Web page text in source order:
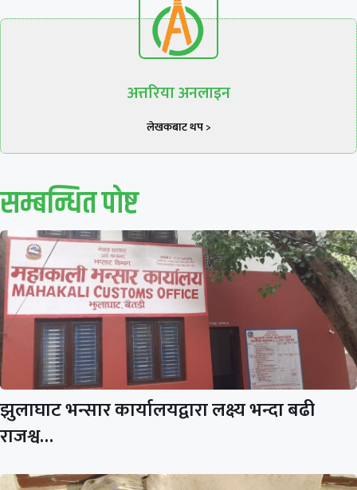
अत्तरिया अनलाइन
लेखकबाट थप >
सम्बन्धित पाेष्ट
झुलाघाट भन्सार कार्यालयद्वारा लक्ष्य भन्दा बढी
राजश्व…